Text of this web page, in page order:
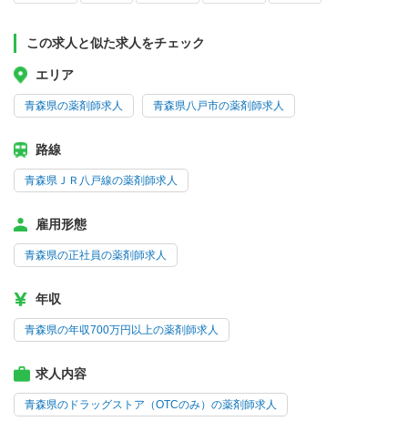
この求人と似た求人をチェック
エリア
青森県の薬剤師求人 青森県八戸市の薬剤師求人
路線
青森県ＪＲ八戸線の薬剤師求人
雇用形態
青森県の正社員の薬剤師求人
年収
青森県の年収700万円以上の薬剤師求人
求人内容
青森県のドラッグストア（OTCのみ）の薬剤師求人